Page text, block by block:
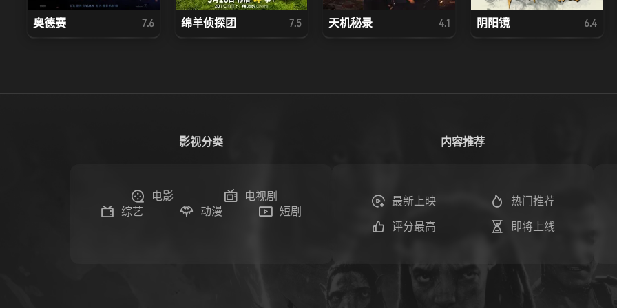
奥德赛 7.6 绵羊侦探团 7.5 天机秘录 4.1 阴阳镜 6.4
影视分类
电影
电视剧
综艺
动漫 短剧
内容推荐
最新上映 热门推荐
评分最高 即将上线